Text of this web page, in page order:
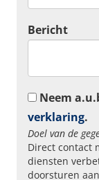
Bericht
Neem
verklaring.
Doel van de
Direct contact
diensten
doorsturen